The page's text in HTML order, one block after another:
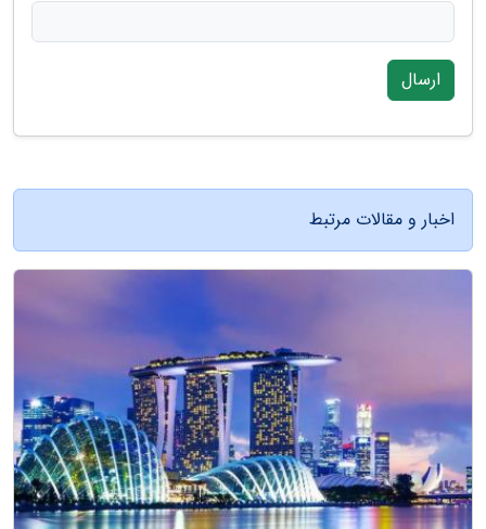
ارسال
اخبار و مقالات مرتبط